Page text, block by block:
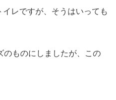
レですが、そうはいっても
のものにしましたが、この